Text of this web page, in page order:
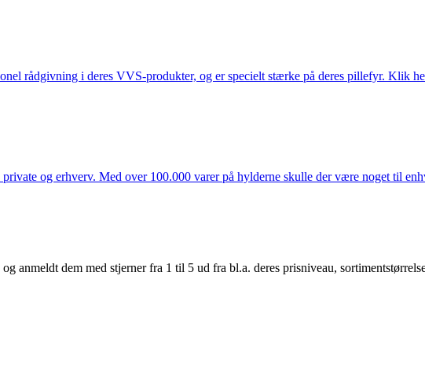
rådgivning i deres VVS-produkter, og er specielt stærke på deres pillefyr. Klik
og erhverv. Med over 100.000 varer på hylderne skulle der være noget til
anmeldt dem med stjerner fra 1 til 5 ud fra bl.a. deres prisniveau,